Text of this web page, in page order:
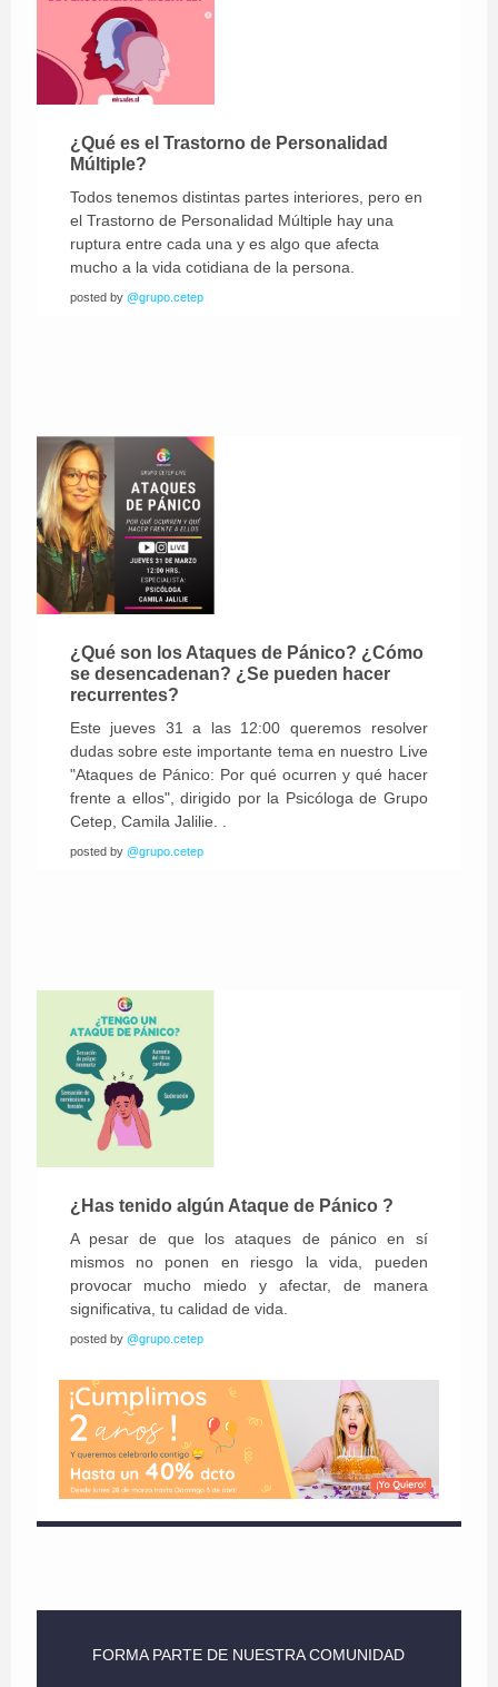
¿Qué es el Trastorno de Personalidad
Múltiple?
Todos tenemos distintas partes interiores, pero en
el Trastorno de Personalidad Múltiple hay una
ruptura entre cada una y es algo que afecta
mucho a la vida cotidiana de la persona.
posted by @grupo.cetep
¿Qué son los Ataques de Pánico? ¿Cómo
se desencadenan? ¿Se pueden hacer
recurrentes?
Este jueves 31 a las 12:00 queremos resolver
dudas sobre este importante tema en nuestro Live
"Ataques de Pánico: Por qué ocurren y qué hacer
frente a ellos", dirigido por la Psicóloga de Grupo
Cetep, Camila Jalilie. .
posted by @grupo.cetep
¿Has tenido algún Ataque de Pánico ?
A pesar de que los ataques de pánico en sí
mismos no ponen en riesgo la vida, pueden
provocar mucho miedo y afectar, de manera
significativa, tu calidad de vida.
posted by @grupo.cetep
FORMA PARTE DE NUESTRA COMUNIDAD